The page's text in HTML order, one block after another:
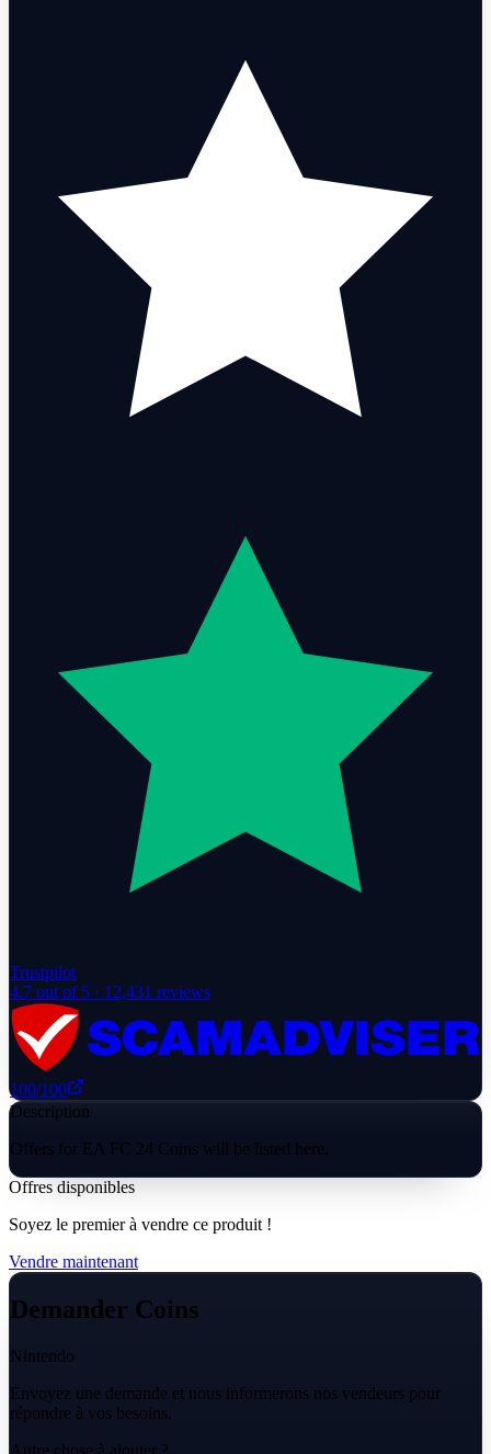
Trustpilot
4.7 out of 5 · 12,431 reviews
100/100
Description
Offers for EA FC 24 Coins will be listed here.
Offres disponibles
Soyez le premier à vendre ce produit !
Vendre maintenant
Demander Coins
Nintendo
Envoyez une demande et nous informerons nos vendeurs pour
répondre à vos besoins.
Autre chose à ajouter ?